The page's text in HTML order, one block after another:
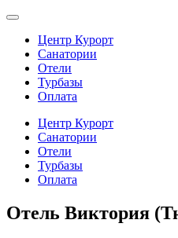
Центр Курорт
Санатории
Отели
Турбазы
Оплата
Центр Курорт
Санатории
Отели
Турбазы
Оплата
Отель Виктория